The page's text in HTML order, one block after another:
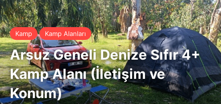
Kamp Kamp Alanları
Arsuz Geneli Denize Sıfır 4+
Kamp Alanı (İletişim ve
Konum)